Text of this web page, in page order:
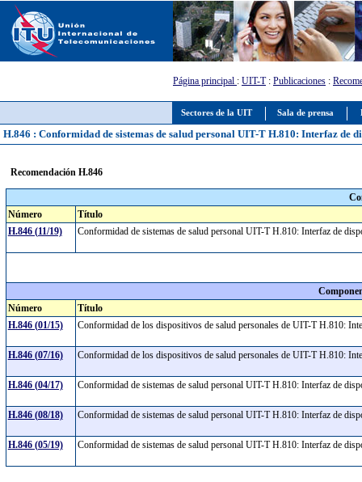
Sectores de la UIT Sala de prensa
Página principal : UIT-T: Publicaciones :
H.846 : Conformidad de sistemas de salud personal UIT-T H.810: Interfaz de
Recomendación H.846
Número
Título
H.846 (11/19)
Conformidad de sistemas de salud personal UIT-T H.810: Interfaz de
Número
Título
H.846 (01/15)
Conformidad de los dispositivos de salud personales de UIT-T H.810:
H.846 (07/16) Conformidad de los dispositivos de salud personales de UIT-T H.810:
H.846 (04/17) Conformidad de sistemas de salud personal UIT-T H.810: Interfaz de
H.846 (08/18) Conformidad de sistemas de salud personal UIT-T H.810: Interfaz de
H.846 (05/19) Conformidad de sistemas de salud personal UIT-T H.810: Interfaz de